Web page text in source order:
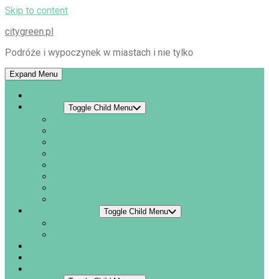
Skip to content
citygreen.pl
Podróże i wypoczynek w miastach i nie tylko
Expand Menu
Toggle Child Menu
Toggle Child Menu